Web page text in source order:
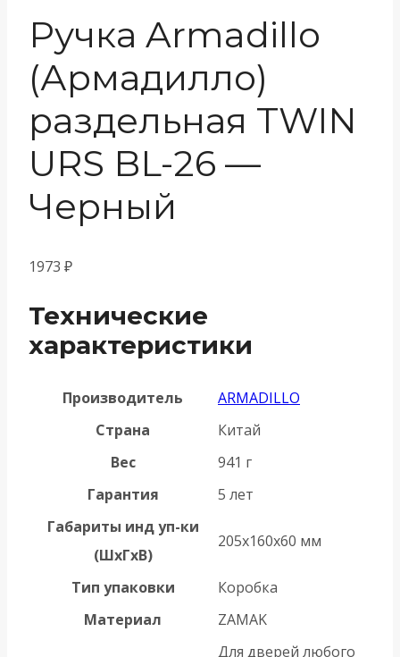
Ручка Armadillo
(Армадилло)
раздельная TWIN
URS BL-26 —
Черный
1973 ₽
Технические
характеристики
Производитель
ARMADILLO
Страна
Китай
Вес
941 г
Гарантия
5 лет
Габариты инд уп-ки
(ШхГхВ)
205x160x60 мм
Тип упаковки
Коробка
Материал
ZAMAK
Для дверей любого